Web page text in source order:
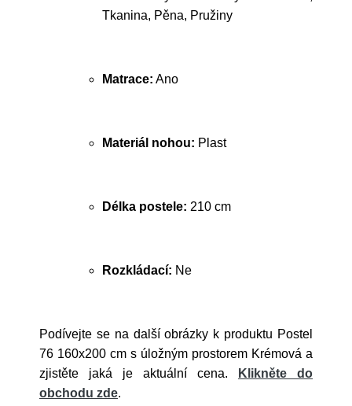
Tkanina, Pěna, Pružiny
Matrace: Ano
Materiál nohou: Plast
Délka postele: 210 cm
Rozkládací: Ne
Podívejte se na další obrázky k produktu Postel
76 160x200 cm s úložným prostorem Krémová a
zjistěte jaká je aktuální cena.
Klikněte do
obchodu zde.